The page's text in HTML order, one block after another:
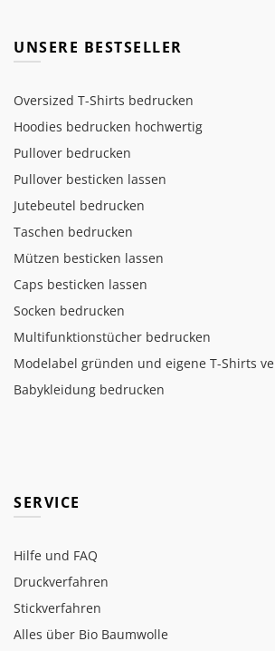
UNSERE BESTSELLER
Oversized T-Shirts bedrucken
Hoodies bedrucken hochwertig
Pullover bedrucken
Pullover besticken lassen
Jutebeutel bedrucken
Taschen bedrucken
Mützen besticken lassen
Caps besticken lassen
Socken bedrucken
Multifunktionstücher bedrucken
Modelabel gründen und eigene T-Shirts
Babykleidung bedrucken
SERVICE
Hilfe und FAQ
Druckverfahren
Stickverfahren
Alles über Bio Baumwolle